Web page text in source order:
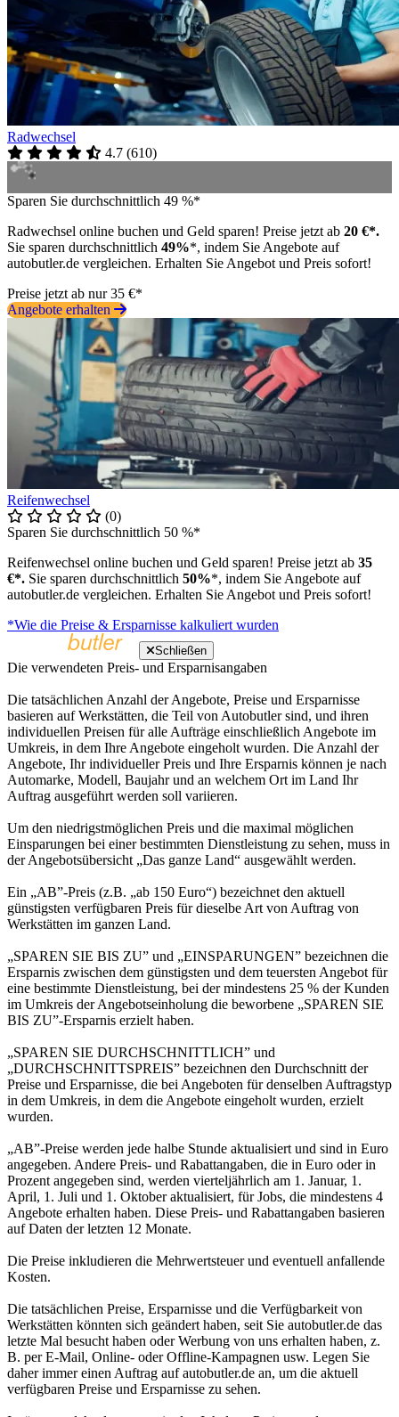
Radwechsel
4.7 (610)
Sparen Sie durchschnittlich 49 %*
Radwechsel online buchen und Geld sparen! Preise jetzt ab 20 €*.
Sie sparen durchschnittlich 49%*, indem Sie Angebote auf
autobutler.de vergleichen. Erhalten Sie Angebot und Preis sofort!
Preise jetzt ab nur 35 €*
Angebote erhalten
Reifenwechsel
(0)
Sparen Sie durchschnittlich 50 %*
Reifenwechsel online buchen und Geld sparen! Preise jetzt ab 35
€*. Sie sparen durchschnittlich 50%*, indem Sie Angebote auf
autobutler.de vergleichen. Erhalten Sie Angebot und Preis sofort!
*Wie die Preise & Ersparnisse kalkuliert wurden
Schließen
Die verwendeten Preis- und Ersparnisangaben
Die tatsächlichen Anzahl der Angebote, Preise und Ersparnisse
basieren auf Werkstätten, die Teil von Autobutler sind, und ihren
individuellen Preisen für alle Aufträge einschließlich Angebote im
Umkreis, in dem Ihre Angebote eingeholt wurden. Die Anzahl der
Angebote, Ihr individueller Preis und Ihre Ersparnis können je nach
Automarke, Modell, Baujahr und an welchem Ort im Land Ihr
Auftrag ausgeführt werden soll variieren.
Um den niedrigstmöglichen Preis und die maximal möglichen
Einsparungen bei einer bestimmten Dienstleistung zu sehen, muss in
der Angebotsübersicht „Das ganze Land“ ausgewählt werden.
Ein „AB”-Preis (z.B. „ab 150 Euro“) bezeichnet den aktuell
günstigsten verfügbaren Preis für dieselbe Art von Auftrag von
Werkstätten im ganzen Land.
„SPAREN SIE BIS ZU” und „EINSPARUNGEN” bezeichnen die
Ersparnis zwischen dem günstigsten und dem teuersten Angebot für
eine bestimmte Dienstleistung, bei der mindestens 25 % der Kunden
im Umkreis der Angebotseinholung die beworbene „SPAREN SIE
BIS ZU”-Ersparnis erzielt haben.
„SPAREN SIE DURCHSCHNITTLICH” und
„DURCHSCHNITTSPREIS” bezeichnen den Durchschnitt der
Preise und Ersparnisse, die bei Angeboten für denselben Auftragstyp
in dem Umkreis, in dem die Angebote eingeholt wurden, erzielt
wurden.
„AB”-Preise werden jede halbe Stunde aktualisiert und sind in Euro
angegeben. Andere Preis- und Rabattangaben, die in Euro oder in
Prozent angegeben sind, werden vierteljährlich am 1. Januar, 1.
April, 1. Juli und 1. Oktober aktualisiert, für Jobs, die mindestens 4
Angebote erhalten haben. Diese Preis- und Rabattangaben basieren
auf Daten der letzten 12 Monate.
Die Preise inkludieren die Mehrwertsteuer und eventuell anfallende
Kosten.
Die tatsächlichen Preise, Ersparnisse und die Verfügbarkeit von
Werkstätten könnten sich geändert haben, seit Sie autobutler.de das
letzte Mal besucht haben oder Werbung von uns erhalten haben, z.
B. per E-Mail, Online- oder Offline-Kampagnen usw. Legen Sie
daher immer einen Auftrag auf autobutler.de an, um die aktuell
verfügbaren Preise und Ersparnisse zu sehen.